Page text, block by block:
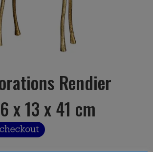
Rendier
x 13 x 41 cm